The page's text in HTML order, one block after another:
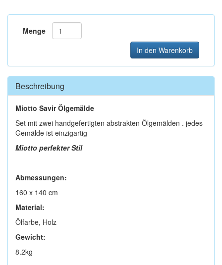
Menge
In den Warenkorb
Beschreibung
Miotto Savir Ölgemälde
Set mit zwei handgefertigten abstrakten Ölgemälden . jedes
Gemälde ist einzigartig
Miotto perfekter Stil
Abmessungen:
160 x 140 cm
Material:
Ölfarbe, Holz
Gewicht:
8.2kg